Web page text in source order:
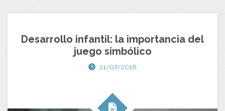
Desarrollo infantil: la importancia del
juego simbólico
21/07/2016